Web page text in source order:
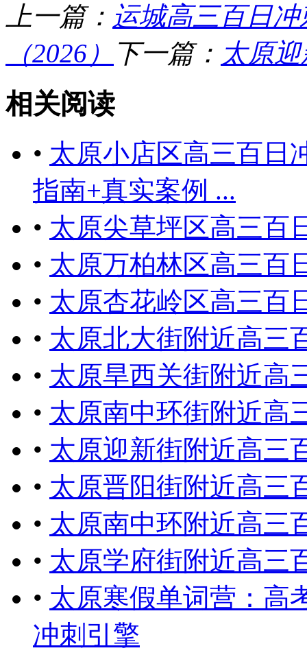
上一篇： 运城高三百日
（2026）
下一篇： 太原
相关阅读
• 太原小店区高三百日
指南+真实案例 ...
• 太原尖草坪区高三百
• 太原万柏林区高三百
• 太原杏花岭区高三百
• 太原北大街附近高三
• 太原旱西关街附近高
• 太原南中环街附近高
• 太原迎新街附近高三
• 太原晋阳街附近高三
• 太原南中环附近高三
• 太原学府街附近高三
• 太原寒假单词营：高
冲刺引擎